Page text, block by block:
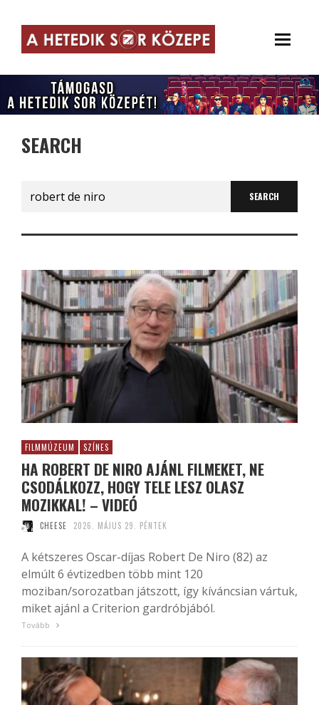
SEARCH
Search
for:
FILMMÚZEUM SZÍNES
HA ROBERT DE NIRO AJÁNL FILMEKET, NE
CSODÁLKOZZ, HOGY TELE LESZ OLASZ
MOZIKKAL! – VIDEÓ
CHEESE 2026. MÁJUS 29. PÉNTEK
A kétszeres Oscar-díjas Robert De Niro (82) az
elmúlt 6 évtizedben több mint 120
moziban/sorozatban játszott, így kíváncsian vártuk,
miket ajánl a Criterion gardróbjából.
Tovább